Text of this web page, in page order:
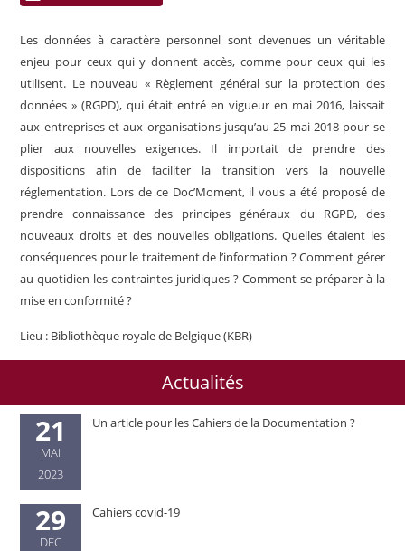
Les données à caractère personnel sont devenues un véritable
enjeu pour ceux qui y donnent accès, comme pour ceux qui les
utilisent. Le nouveau « Règlement général sur la protection des
données » (RGPD), qui était entré en vigueur en mai 2016, laissait
aux entreprises et aux organisations jusqu’au 25 mai 2018 pour se
plier aux nouvelles exigences. Il importait de prendre des
dispositions afin de faciliter la transition vers la nouvelle
réglementation. Lors de ce Doc’Moment, il vous a été proposé de
prendre connaissance des principes généraux du RGPD, des
nouveaux droits et des nouvelles obligations. Quelles étaient les
conséquences pour le traitement de l’information ? Comment gérer
au quotidien les contraintes juridiques ? Comment se préparer à la
mise en conformité ?
Lieu : Bibliothèque royale de Belgique (KBR)
Actualités
21
MAI
2023
Un article pour les Cahiers de la Documentation ?
29
DEC
Cahiers covid-19